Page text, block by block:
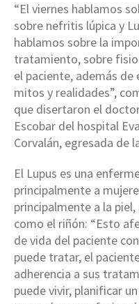
“El viernes hablamos
sobre nefritis lúpica y
hablamos sobre la
tratamiento, sobre
el paciente, además de
mitos y realidades”,
que disertaron el
Escobar del hospital
Corvalán, egresada de
El Lupus es una
principalmente a
principalmente a la
como el riñón: “Esto
de vida del paciente
puede tratar, el
adherencia a sus
puede vivir, planificar